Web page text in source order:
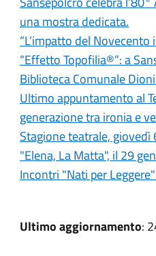
una mostra dedicata.
“L’impatto del
“Effetto Topofilia®”: a
Biblioteca Comunale
Ultimo appuntamento al
generazione tra ironia e
Stagione teatrale, giovedì
"Elena, La Matta", il 29
Incontri "Nati per
Ultimo aggiornamento: